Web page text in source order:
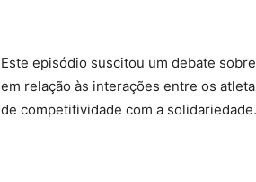
Este episódio suscitou um debate
em relação às interações entre os
de competitividade com a solidariedade.